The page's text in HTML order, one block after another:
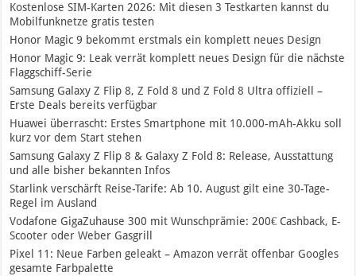
Kostenlose SIM-Karten 2026: Mit diesen 3 Testkarten kannst du
Mobilfunknetze gratis testen
Honor Magic 9 bekommt erstmals ein komplett neues Design
Honor Magic 9: Leak verrät komplett neues Design für die nächste
Flaggschiff-Serie
Samsung Galaxy Z Flip 8, Z Fold 8 und Z Fold 8 Ultra offiziell –
Erste Deals bereits verfügbar
Huawei überrascht: Erstes Smartphone mit 10.000-mAh-Akku soll
kurz vor dem Start stehen
Samsung Galaxy Z Flip 8 & Galaxy Z Fold 8: Release, Ausstattung
und alle bisher bekannten Infos
Starlink verschärft Reise-Tarife: Ab 10. August gilt eine 30-Tage-
Regel im Ausland
Vodafone GigaZuhause 300 mit Wunschprämie: 200€ Cashback, E-
Scooter oder Weber Gasgrill
Pixel 11: Neue Farben geleakt – Amazon verrät offenbar Googles
gesamte Farbpalette